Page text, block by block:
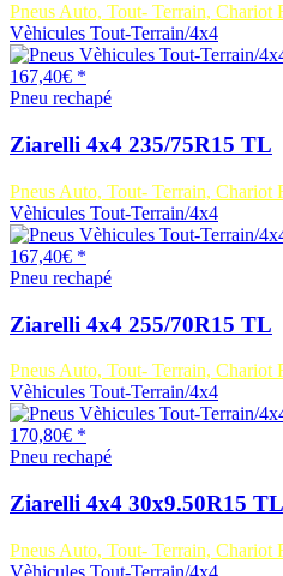
Pneus Auto, Tout- Terrain, Chariot
Vèhicules Tout-Terrain/4x4
167,40€ *
Pneu rechapé
Ziarelli 4x4 235/75R15 TL
Pneus Auto, Tout- Terrain, Chariot
Vèhicules Tout-Terrain/4x4
167,40€ *
Pneu rechapé
Ziarelli 4x4 255/70R15 TL
Pneus Auto, Tout- Terrain, Chariot
Vèhicules Tout-Terrain/4x4
170,80€ *
Pneu rechapé
Ziarelli 4x4 30x9.50R15 TL
Pneus Auto, Tout- Terrain, Chariot
Vèhicules Tout-Terrain/4x4